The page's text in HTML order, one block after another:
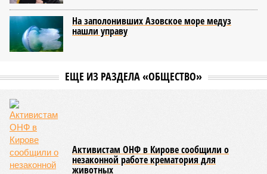
На заполонивших Азовское море медуз
нашли управу
ЕЩЕ ИЗ РАЗДЕЛА «ОБЩЕСТВО»
Активистам ОНФ в Кирове сообщили о
незаконной работе крематория для
животных